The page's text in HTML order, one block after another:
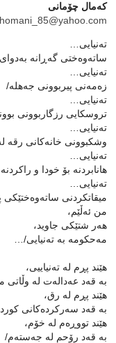
كەمال چۆمانى
تەنیایی…
ساتەوەختى گەڕانە
تەنیایی…
زەمەنى پیربوونى جەهلە/
تەنیایی…
تروسكایی رزگاربوونى
تەنیایی…
وشكبوونى خانەكانى رقە
تەنیایی…
هانابردنە بۆ خودا و
تەنیایی…
میقاتكردنى ساتەوەختێكى
من ئەڵێم،
هەر شتێكى جاوید،
مەحكومە بە تەنیایی/…
هێند پڕم لە تەنیاییى،
بە قەد عەدالەت لە وڵاتى
هێند پڕم لە رق،
بە قەد سەركردەكانى كورد
هێند تووڕەم لە خۆم،
بە قەد رۆحم لە جەستەم/